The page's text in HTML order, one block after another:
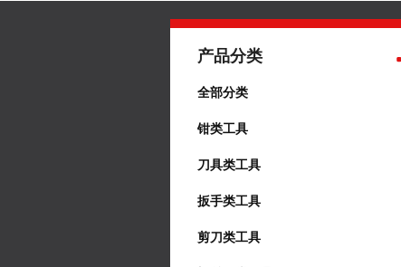
产品分类
全部分类
钳类工具
刀具类工具
扳手类工具
剪刀类工具